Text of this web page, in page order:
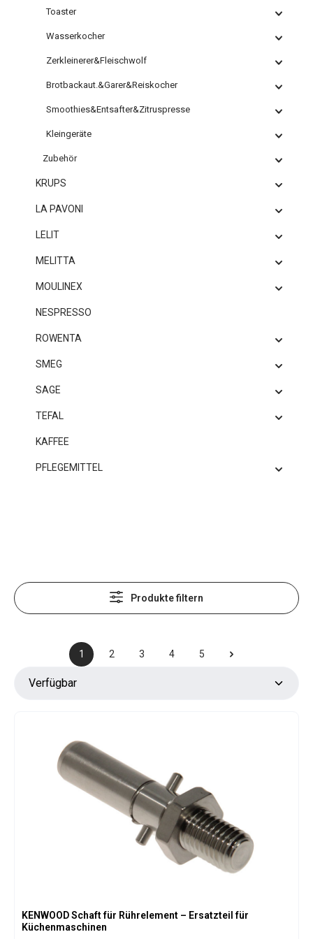
Toaster
Wasserkocher
Zerkleinerer&Fleischwolf
Brotbackaut.&Garer&Reiskocher
Smoothies&Entsafter&Zitruspresse
Kleingeräte
Zubehör
KRUPS
LA PAVONI
LELIT
MELITTA
MOULINEX
NESPRESSO
ROWENTA
SMEG
SAGE
TEFAL
KAFFEE
PFLEGEMITTEL
Produkte filtern
Seite
1
Seite
2
Seite
3
Seite
4
Seite
5
KENWOOD Schaft für Rührelement – Ersatzteil für
Küchenmaschinen